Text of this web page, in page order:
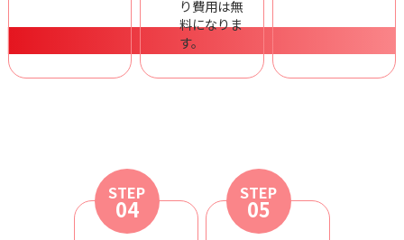
り費用は無
料になりま
す。
STEP
04
STEP
05